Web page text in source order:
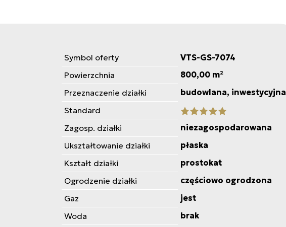
Symbol oferty
VTS-GS-7074
Powierzchnia
800,00 m²
Przeznaczenie działki
budowlana, inwestycyjna
Standard
Zagosp. działki
niezagospodarowana
Ukształtowanie działki
płaska
Kształt działki
prostokat
Ogrodzenie działki
częściowo ogrodzona
Gaz
jest
Woda
brak